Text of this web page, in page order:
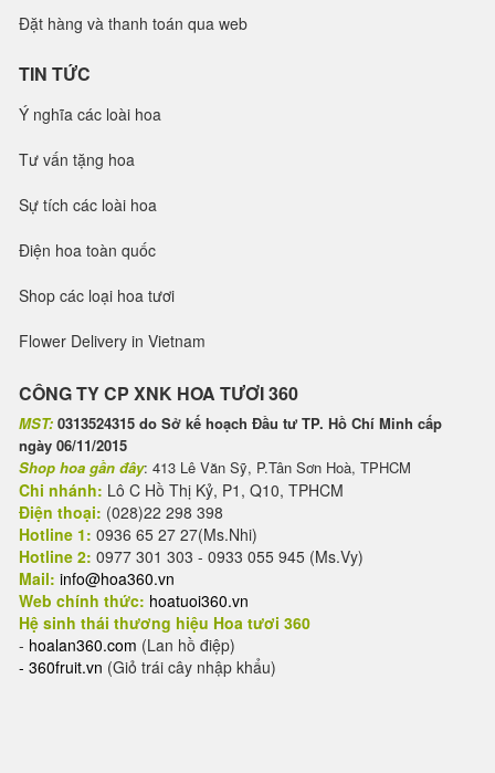
Đặt hàng và thanh toán qua web
TIN TỨC
Ý nghĩa các loài hoa
Tư vấn tặng hoa
Sự tích các loài hoa
Điện hoa toàn quốc
Shop các loại hoa tươi
Flower Delivery in Vietnam
CÔNG TY CP XNK HOA TƯƠI 360
MST: 0313524315 do Sở kế hoạch Đầu tư TP. Hồ Chí Minh cấp
ngày 06/11/2015
Shop hoa gần đây: 413 Lê Văn Sỹ, P.Tân Sơn Hoà, TPHCM
Chi nhánh: Lô C Hồ Thị Kỷ, P1, Q10, TPHCM
Điện thoại: (028)22 298 398
Hotline 1: 0936 65 27 27(Ms.Nhi)
Hotline 2: 0977 301 303 - 0933 055 945 (Ms.Vy)
Mail: info@hoa360.vn
Web chính thức: hoatuoi360.vn
Hệ sinh thái thương hiệu Hoa tươi 360
- hoalan360.com (Lan hồ điệp)
- 360fruit.vn (Giỏ trái cây nhập khẩu)